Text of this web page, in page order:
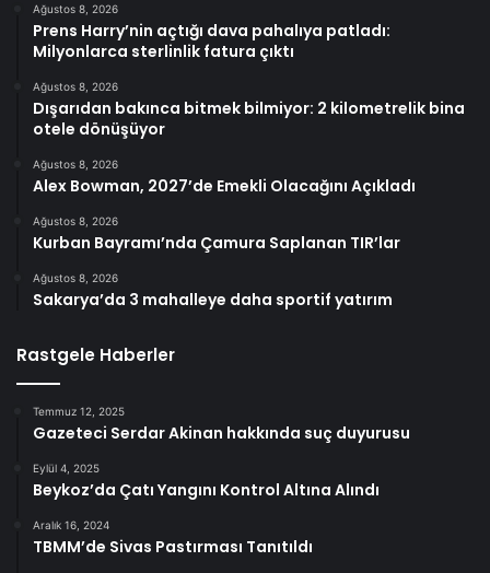
Ağustos 8, 2026
Prens Harry’nin açtığı dava pahalıya patladı:
Milyonlarca sterlinlik fatura çıktı
Ağustos 8, 2026
Dışarıdan bakınca bitmek bilmiyor: 2 kilometrelik bina
otele dönüşüyor
Ağustos 8, 2026
Alex Bowman, 2027’de Emekli Olacağını Açıkladı
Ağustos 8, 2026
Kurban Bayramı’nda Çamura Saplanan TIR’lar
Ağustos 8, 2026
Sakarya’da 3 mahalleye daha sportif yatırım
Rastgele Haberler
Temmuz 12, 2025
Gazeteci Serdar Akinan hakkında suç duyurusu
Eylül 4, 2025
Beykoz’da Çatı Yangını Kontrol Altına Alındı
Aralık 16, 2024
TBMM’de Sivas Pastırması Tanıtıldı